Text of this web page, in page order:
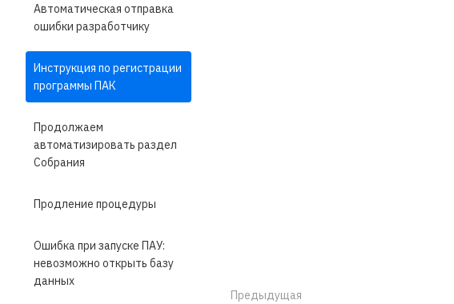
Автоматическая отправка
ошибки разработчику
Инструкция по регистрации
программы ПАК
Продолжаем
автоматизировать раздел
Собрания
Продление процедуры
Ошибка при запуске ПАУ:
невозможно открыть базу
данных
Предыдущая